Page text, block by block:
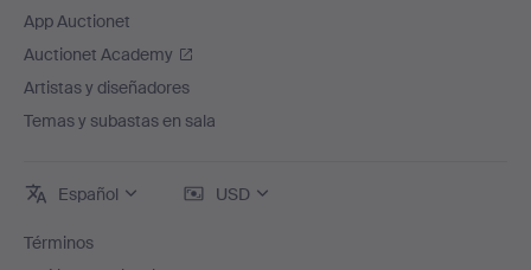
App Auctionet
Auctionet Academy
Artistas y diseñadores
Temas y subastas en sala
Español USD
Términos